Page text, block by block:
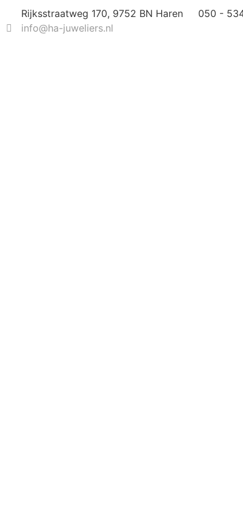
Rijksstraatweg 170, 9752 BN Haren 050 -
info@ha-juweliers.nl